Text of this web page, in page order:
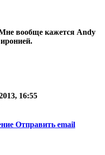
вообще кажется Andy
16:55
Отправить email